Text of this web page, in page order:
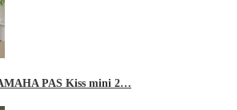
PAS Kiss mini 2…